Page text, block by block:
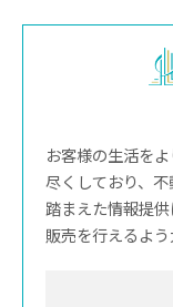
お客様の生活を
尽くしており、
踏まえた情報提
販売を行えるよう